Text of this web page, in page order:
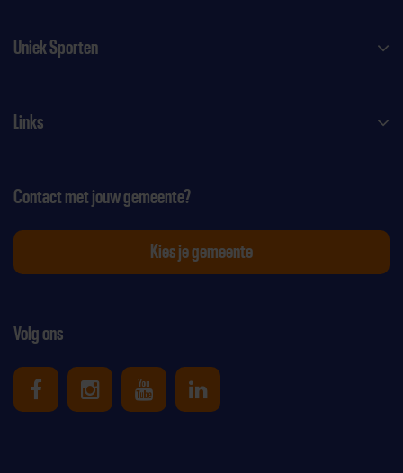
Uniek Sporten
Links
Volg ons
Uniek Sporten op Facebook
Uniek Sporten op Instagram
Uniek Sporten op Youtube
Uniek Sporten op
Contact met jouw gemeente?
Kies je gemeente